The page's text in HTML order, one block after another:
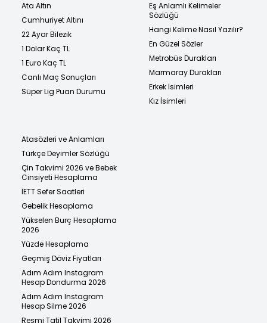
Ata Altın
Cumhuriyet Altını
22 Ayar Bilezik
1 Dolar Kaç TL
1 Euro Kaç TL
Canlı Maç Sonuçları
Süper Lig Puan Durumu
Eş Anlamlı Kelimeler
Sözlüğü
Hangi Kelime Nasıl Yazılır?
En Güzel Sözler
Metrobüs Durakları
Marmaray Durakları
Erkek İsimleri
Kız İsimleri
Atasözleri ve Anlamları
Türkçe Deyimler Sözlüğü
Çin Takvimi 2026 ve Bebek
Cinsiyeti Hesaplama
İETT Sefer Saatleri
Gebelik Hesaplama
Yükselen Burç Hesaplama
2026
Yüzde Hesaplama
Geçmiş Döviz Fiyatları
Adım Adım Instagram
Hesap Dondurma 2026
Adım Adım Instagram
Hesap Silme 2026
Resmi Tatil Takvimi 2026